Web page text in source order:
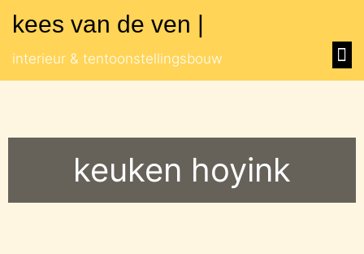
kees van de ven |
interieur & tentoonstellingsbouw
keuken hoyink